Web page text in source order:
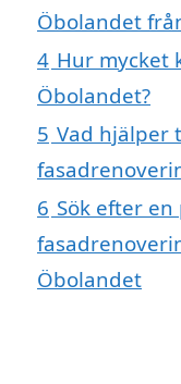
Öbolandet
4 Hur mycket
Öbolandet?
5 Vad hjälper
6 Sök efter
Öbolandet